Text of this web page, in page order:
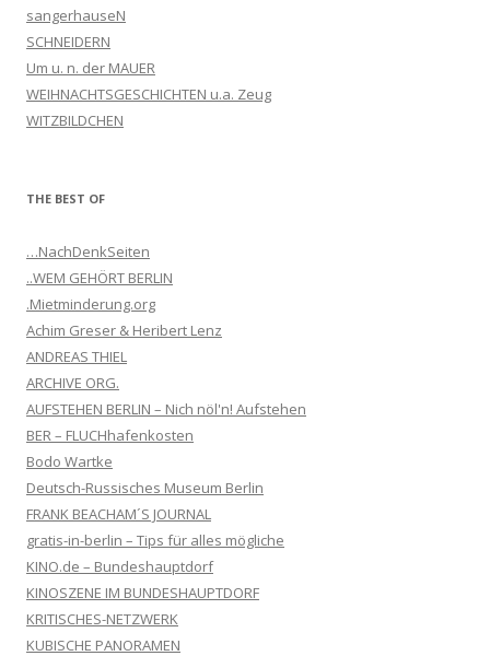
sangerhauseN
SCHNEIDERN
Um u. n. der MAUER
WEIHNACHTSGESCHICHTEN u.a. Zeug
WITZBILDCHEN
THE BEST OF
…NachDenkSeiten
..WEM GEHÖRT BERLIN
.Mietminderung.org
Achim Greser & Heribert Lenz
ANDREAS THIEL
ARCHIVE ORG.
AUFSTEHEN BERLIN – Nich nöl'n! Aufstehen
BER – FLUCHhafenkosten
Bodo Wartke
Deutsch-Russisches Museum Berlin
FRANK BEACHAM´S JOURNAL
gratis-in-berlin – Tips für alles mögliche
KINO.de – Bundeshauptdorf
KINOSZENE IM BUNDESHAUPTDORF
KRITISCHES-NETZWERK
KUBISCHE PANORAMEN